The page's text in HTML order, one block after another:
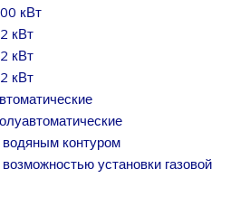
кВт
кВт
кВт
кВт
контуром
установки газовой